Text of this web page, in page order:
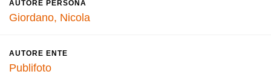
AUTORE PERSONA
Giordano, Nicola
AUTORE ENTE
Publifoto